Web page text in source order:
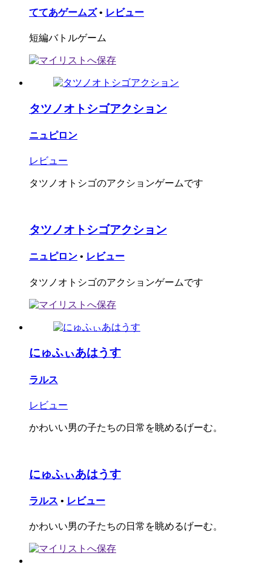
ててあゲームズ • レビュー
短編バトルゲーム
タツノオトシゴアクション
ニュピロン
レビュー
タツノオトシゴのアクションゲームです
タツノオトシゴアクション
ニュピロン • レビュー
タツノオトシゴのアクションゲームです
にゅふぃあはうす
ラルス
レビュー
かわいい男の子たちの日常を眺めるげーむ。
にゅふぃあはうす
ラルス • レビュー
かわいい男の子たちの日常を眺めるげーむ。